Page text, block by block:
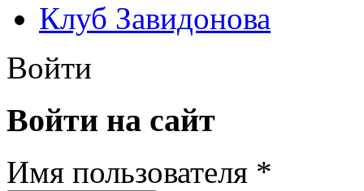
Клуб Завидонова
Войти
Войти на сайт
Имя пользователя *